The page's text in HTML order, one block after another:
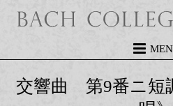
交響曲 第9番ニ短